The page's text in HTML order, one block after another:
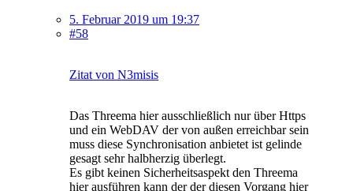
5. Februar 2019 um 19:37
#58
Zitat von N3misis
Das Threema hier ausschließlich nur über Https
und ein WebDAV der von außen erreichbar sein
muss diese Synchronisation anbietet ist gelinde
gesagt sehr halbherzig überlegt.
Es gibt keinen Sicherheitsaspekt den Threema
hier ausführen kann der der diesen Vorgang hier